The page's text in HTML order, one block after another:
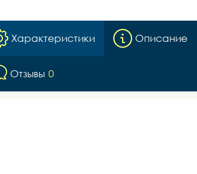
Характеристики Описание
Отзывы 0